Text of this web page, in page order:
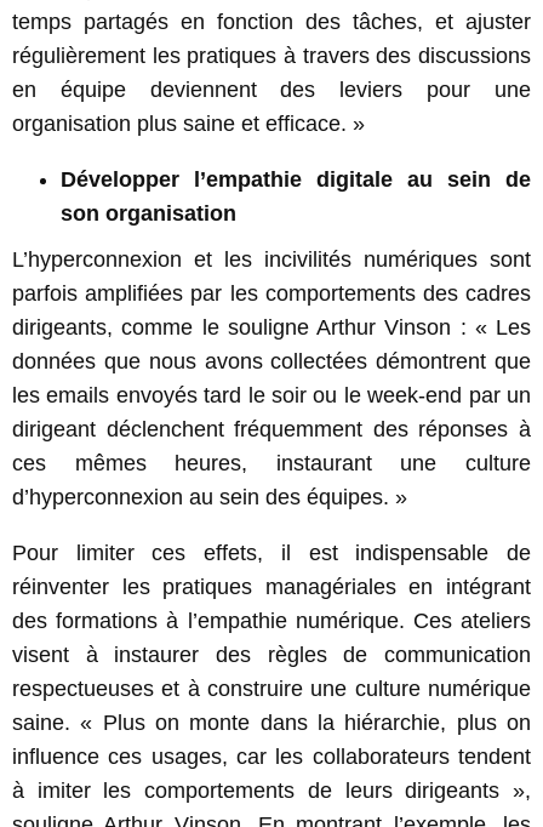
temps partagés en fonction des tâches, et ajuster
régulièrement les pratiques à travers des discussions
en équipe deviennent des leviers pour une
organisation plus saine et efficace. »
Développer l’empathie digitale au sein de
son organisation
L’hyperconnexion et les incivilités numériques sont
parfois amplifiées par les comportements des cadres
dirigeants, comme le souligne Arthur Vinson : « Les
données que nous avons collectées démontrent que
les emails envoyés tard le soir ou le week-end par un
dirigeant déclenchent fréquemment des réponses à
ces mêmes heures, instaurant une culture
d’hyperconnexion au sein des équipes. »
Pour limiter ces effets, il est indispensable de
réinventer les pratiques managériales en intégrant
des formations à l’empathie numérique. Ces ateliers
visent à instaurer des règles de communication
respectueuses et à construire une culture numérique
saine. « Plus on monte dans la hiérarchie, plus on
influence ces usages, car les collaborateurs tendent
à imiter les comportements de leurs dirigeants »,